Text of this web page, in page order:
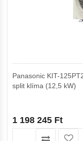
Panasonic KIT-
split klíma (12,5 kW)
1 198 245 Ft